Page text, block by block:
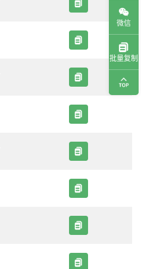
微信
批量复制